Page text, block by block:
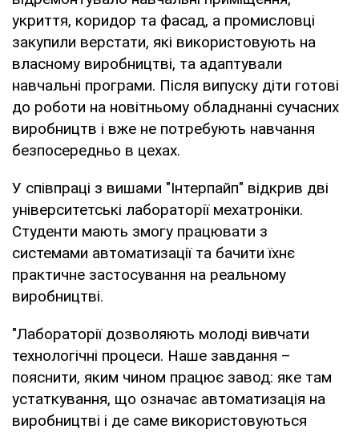
укриття, коридор та фасад, а промисловці
закупили верстати, які використовують на
власному виробництві, та адаптували
навчальні програми. Після випуску діти готові
до роботи на новітньому обладнанні сучасних
виробництв і вже не потребують навчання
безпосередньо в цехах.
У співпраці з вишами "Інтерпайп" відкрив дві
університетські лабораторії мехатроніки.
Студенти мають змогу працювати з
системами автоматизації та бачити їхнє
практичне застосування на реальному
виробництві.
"Лабораторії дозволяють молоді вивчати
технологічні процеси. Наше завдання –
пояснити, яким чином працює завод: яке там
устаткування, що означає автоматизація на
виробництві і де саме використовуються